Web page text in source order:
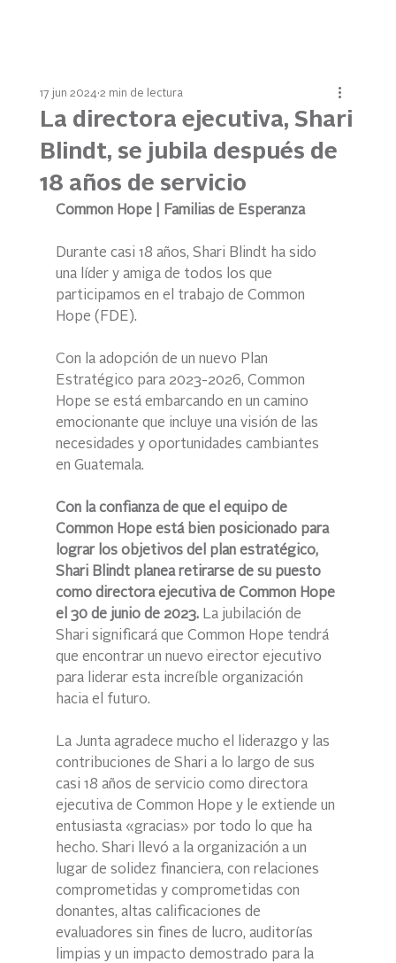
La directora ejecutiva, Shari
Blindt, se jubila después de
18 años de servicio
17 jun 2024 2 min de lectura
Common Hope | Familias de Esperanza
Durante casi 18 años, Shari Blindt ha sido
una líder y amiga de todos los que
participamos en el trabajo de Common
Hope (FDE).
Con la adopción de un nuevo Plan
Estratégico para 2023-2026, Common
Hope se está embarcando en un camino
emocionante que incluye una visión de las
necesidades y oportunidades cambiantes
en Guatemala.
Con la confianza de que el equipo de
Common Hope está bien posicionado para
lograr los objetivos del plan estratégico,
Shari Blindt planea retirarse de su puesto
como directora ejecutiva de Common Hope
el 30 de junio de 2023. La jubilación de
Shari significará que Common Hope tendrá
que encontrar un nuevo eirector ejecutivo
para liderar esta increíble organización
hacia el futuro.
La Junta agradece mucho el liderazgo y las
contribuciones de Shari a lo largo de sus
casi 18 años de servicio como directora
ejecutiva de Common Hope y le extiende un
entusiasta «gracias» por todo lo que ha
hecho. Shari llevó a la organización a un
lugar de solidez financiera, con relaciones
comprometidas y comprometidas con
donantes, altas calificaciones de
evaluadores sin fines de lucro, auditorías
limpias y un impacto demostrado para la